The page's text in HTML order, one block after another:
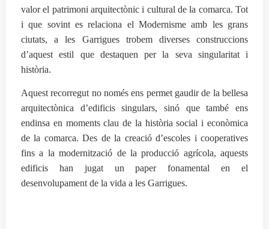
valor el patrimoni arquitectònic i cultural de la comarca. Tot
i que sovint es relaciona el Modernisme amb les grans
ciutats, a les Garrigues trobem diverses construccions
d’aquest estil que destaquen per la seva singularitat i
història.
Aquest recorregut no només ens permet gaudir de la bellesa
arquitectònica d’edificis singulars, sinó que també ens
endinsa en moments clau de la història social i econòmica
de la comarca. Des de la creació d’escoles i cooperatives
fins a la modernització de la producció agrícola, aquests
edificis han jugat un paper fonamental en el
desenvolupament de la vida a les Garrigues.